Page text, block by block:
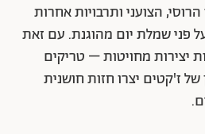
הצועני ותרבויות אחרות
פני שמלת יום מהוגנת. עם זאת
יצירות מחויטות – טריקים
של ז'קטים יצרו חזות חושנית